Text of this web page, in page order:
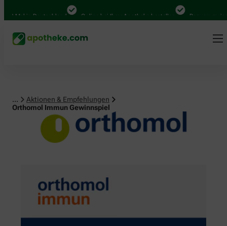
in Deutschland Online bei Ihrer Apotheke bestellen Bequem zwischen
...
Aktionen & Empfehlungen
Orthomol Immun Gewinnspiel